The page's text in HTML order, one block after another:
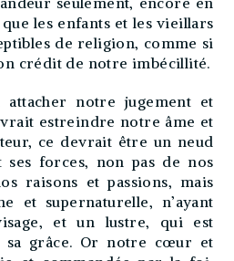
les enfants et les vieillars
de religion, comme si
crédit de notre imbécillité.
notre jugement et
estreindre notre âme et
ce devrait être un neud
ses forces, non pas de nos
raisons et passions, mais
et supernaturelle, n’ayant
et un lustre, qui est
sa grâce. Or notre cœur et